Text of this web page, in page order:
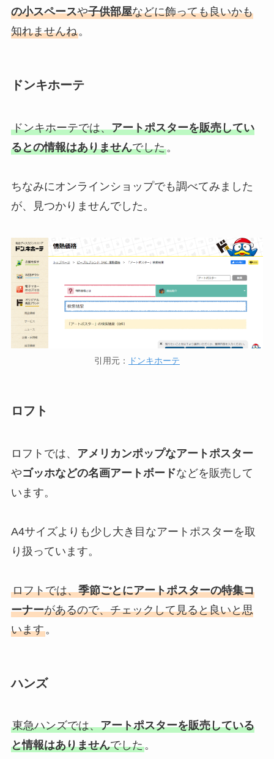
の小スペースや子供部屋などに飾っても良いかも
知れませんね。
ドンキホーテ
ドンキホーテでは、アートポスターを販売してい
るとの情報はありませんでした。
ちなみにオンラインショップでも調べてみました
が、見つかりませんでした。
引用元： ドンキホーテ
ロフト
ロフトでは、 アメリカンポップなアートポスター
やゴッホなどの名画アートボードなどを販売して
います。
A4サイズよりも少し大き目なアートポスターを取
り扱っています。
ロフトでは、季節ごとにアートポスターの特集コ
ーナーがあるので、チェックして見ると良いと思
います。
ハンズ
東急ハンズでは、アートポスターを販売している
と情報はありませんでした。